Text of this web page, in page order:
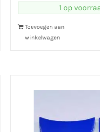
1 op
Toevoegen aan
winkelwagen